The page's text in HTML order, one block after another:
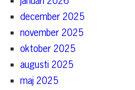
december 2025
november 2025
oktober 2025
augusti 2025
maj 2025